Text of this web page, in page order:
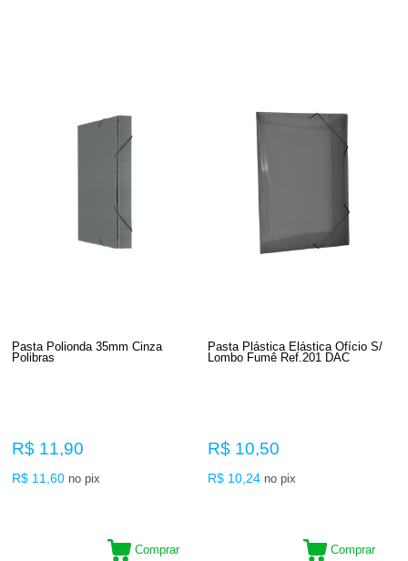
Pasta Polionda 35mm Cinza
Polibras
R$ 11,90
R$ 11,60 no pix
Comprar
Pasta Plástica Elástica Ofício S/
Lombo Fumê Ref.201 DAC
R$ 10,50
R$ 10,24 no pix
Comprar